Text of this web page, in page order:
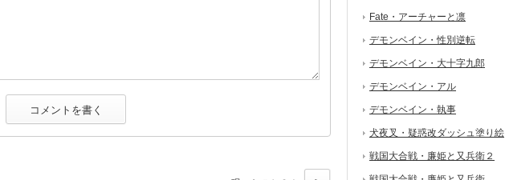
Fate・アーチャーと凛
デモンベイン・性別逆転
デモンベイン・大十字九郎
デモンベイン・アル
デモンベイン・執事
犬夜叉・疑惑改ダッシュ塗り絵
戦国大合戦・廉姫と又兵衛２